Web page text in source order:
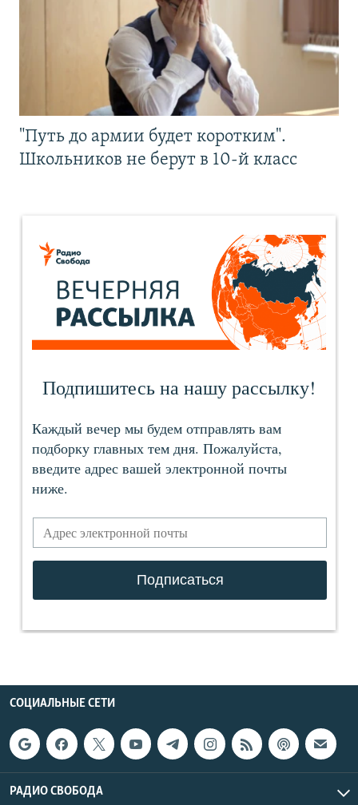
"Путь до армии будет коротким".
Школьников не берут в 10-й класс
СОЦИАЛЬНЫЕ СЕТИ
РАДИО СВОБОДА